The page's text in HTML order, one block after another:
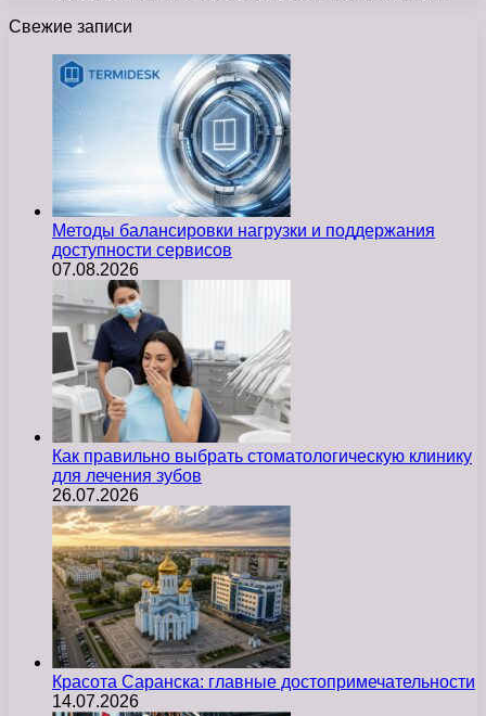
Свежие записи
Методы балансировки нагрузки и поддержания
доступности сервисов
07.08.2026
Как правильно выбрать стоматологическую клинику
для лечения зубов
26.07.2026
Красота Саранска: главные достопримечательности
14.07.2026